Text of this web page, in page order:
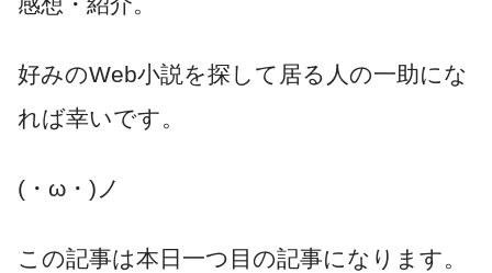
好みのWeb小説を探して居る人の一助にな
れば幸いです。
(・ω・)ノ
この記事は本日一つ目の記事になります。